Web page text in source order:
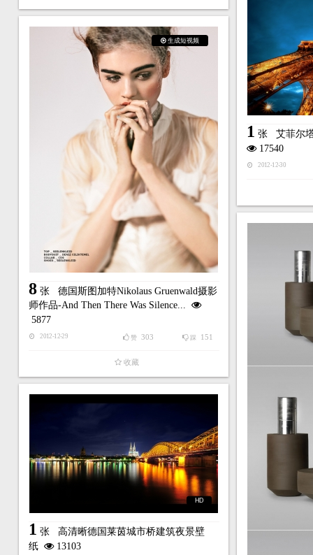
1 张 艾菲尔
17540
2012-12-30
生成短视频
8张 德国斯图加特Nikolaus Gruenwald摄影
师作品-And Then There Was Silence...
5877
2012-12-29 踩 151
赞 303
收藏
HD
1 张 高清晰德国莱茵城市桥建筑夜景壁
纸
13103